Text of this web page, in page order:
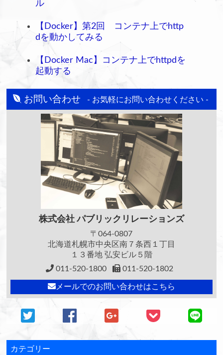
ル
【Docker】第2回 コンテナ上でhttp
dを動かしてみる
【Docker Mac】コンテナ上でhttpdを
起動する
お問い合わせ - お気軽にお問い合わせください -
株式会社パブリックリレーションズ
〒064-0807
北海道札幌市中央区南７条西１丁目
１３番地 弘安ビル５階
011-520-1800
011-520-1802
メールでのお問い合わせはこちら
カテゴリー